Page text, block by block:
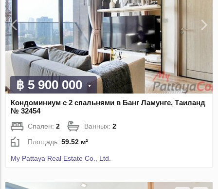
฿ 5 900 000
Кондоминиум с 2 спальнями в Банг Ламунге, Таиланд
№ 32454
Спален:2 Ванных:2
Площадь:59.52 м²
My Pattaya Real Estate Co., Ltd.